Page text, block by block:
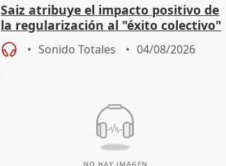
Saiz atribuye el impacto positivo de
la regularización al "éxito colectivo"
del Gobierno
Sonido Totales 04/08/2026